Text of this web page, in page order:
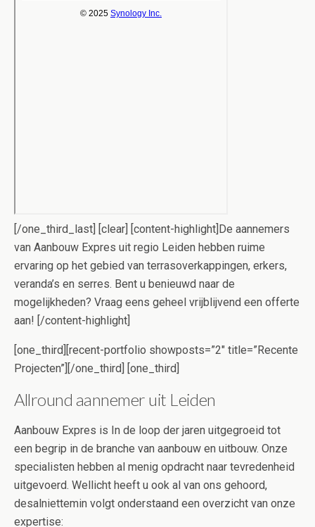
[/one_third_last] [clear] [content-highlight]De aannemers
van Aanbouw Expres uit regio Leiden hebben ruime
ervaring op het gebied van terrasoverkappingen, erkers,
veranda’s en serres. Bent u benieuwd naar de
mogelijkheden? Vraag eens geheel vrijblijvend een offerte
aan! [/content-highlight]
[one_third][recent-portfolio showposts=”2″ title=”Recente
Projecten”][/one_third] [one_third]
Allround aannemer uit Leiden
Aanbouw Expres is In de loop der jaren uitgegroeid tot
een begrip in de branche van aanbouw en uitbouw. Onze
specialisten hebben al menig opdracht naar tevredenheid
uitgevoerd. Wellicht heeft u ook al van ons gehoord,
desalniettemin volgt onderstaand een overzicht van onze
expertise: